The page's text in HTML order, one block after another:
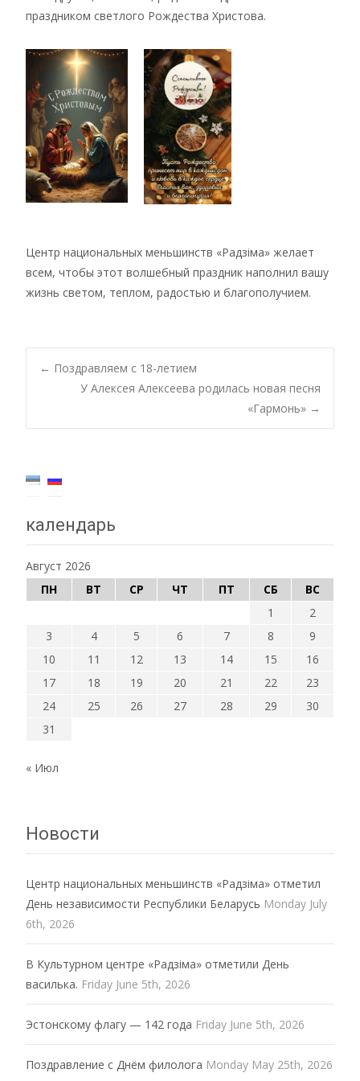
праздником светлого Рождества Христова.
Центр национальных меньшинств «Радзiма» желает
всем, чтобы этот волшебный праздник наполнил вашу
жизнь светом, теплом, радостью и благополучием.
Post
navigation
← Поздравляем с 18-летием
У Алексея Алексеева родилась новая песня
«Гармонь» →
календарь
Август 2026
ПН
ВТ СР ЧТ ПТ СБ
ВС
1
2
3
4 5 6 7 8
9
10
11 12 13 14 15
16
17
18 19 20 21 22
23
24
25 26 27 28 29
30
31
« Июл
Новости
Центр национальных меньшинств «Радзiма» отметил
День независимости Республики Беларусь Monday July
6th, 2026
В Культурном центре «Радзiма» отметили День
василька. Friday June 5th, 2026
Эстонскому флагу — 142 года Friday June 5th, 2026
Поздравление с Днём филолога Monday May 25th, 2026